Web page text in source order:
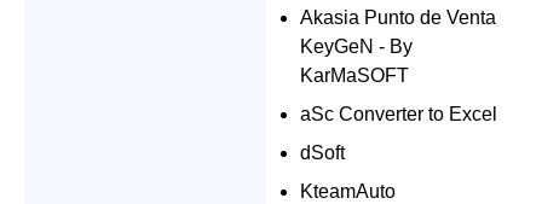
Akasia Punto de Venta
KeyGeN - By
KarMaSOFT
aSc Converter to Excel
dSoft
KteamAuto